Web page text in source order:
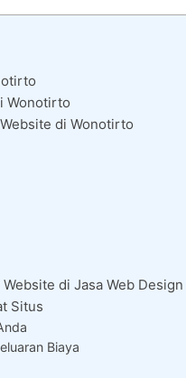
Wonotirto
di Wonotirto
di Jasa Web
Situs
Biaya